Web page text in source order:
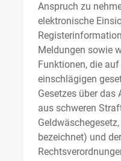
Anspruch zu
elektronische
Meldungen sowie
Funktionen, die
einschlägigen
Gesetzes über das
aus schweren
bezeichnet) und